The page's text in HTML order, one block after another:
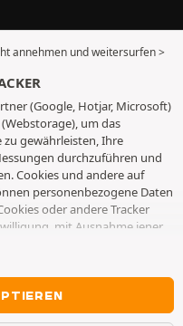
annehmen und weitersurfen >
(Google, Hotjar, Microsoft)
um das
gewährleisten, Ihre
durchzuführen und
Cookies und andere auf
personenbezogene Daten
oder andere Tracker
mit Ausnahme jener,
Sie können Ihre
die WebseiteCookies und
Ihre Navigation
Cookies oder anderen